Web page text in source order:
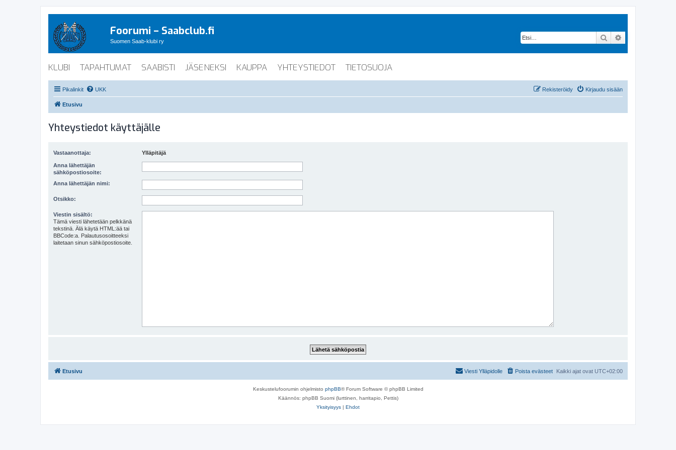
Foorumi – Saabclub.fi
Suomen Saab-klubi ry Etsi
KLUBI TAPAHTUMAT SAABISTI JÄSENEKSI KAUPPA YHTEYSTIEDOT TIETOSUOJA
Pikalinkit UKK Kirjaudu sisään
Rekisteröidy
Etusivu
Yhteystiedot käyttäjälle
Vastaanottaja: Ylläpitäjä
Anna lähettäjän
sähköpostiosoite:
Anna lähettäjän nimi:
Otsikko:
Viestin sisältö:
Tämä viesti lähetetään pelkkänä
tekstinä. Älä käytä HTML:ää tai
BBCode:a. Palautusosoitteeksi
laitetaan sinun sähköpostiosoite.
Etusivu Kaikki ajat ovat UTC+02:00
Poista evästeet
Viesti Ylläpidolle
Keskustelufoorumin ohjelmisto phpBB® Forum Software © phpBB Limited
Käännös: phpBB Suomi (lurttinen, harritapio, Pettis)
Yksityisyys | Ehdot